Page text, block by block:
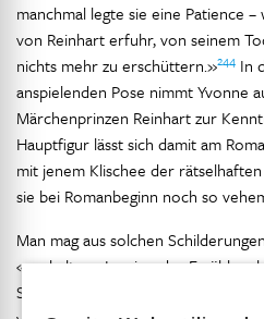
manchmal legte sie eine Patience
von Reinhart erfuhr, von seinem
nichts mehr zu erschüttern.»244 In
anspielenden Pose nimmt Yvonne
Märchenprinzen Reinhart zur
Hauptfigur lässt sich damit am
mit jenem Klischee der
sie bei Romanbeginn noch so
Man mag aus solchen
«verhaltene Ironie» des Erzählers
Stelle finden sich aber auch Sätze,